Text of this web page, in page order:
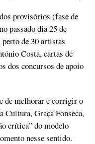
provisórios (fase de
passado dia 25 de
perto de 30 artistas
Costa, cartas de
dos concursos de apoio
de melhorar e corrigir o
Cultura, Graça Fonseca,
crítica” do modelo
nesse sentido.